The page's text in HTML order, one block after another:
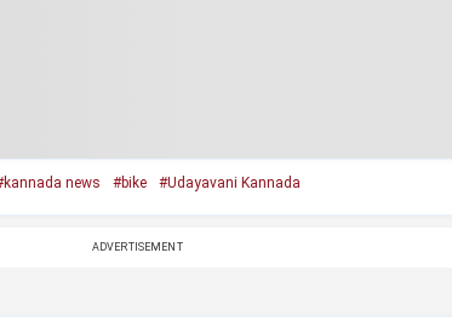
news #bike #Udayavani Kannada
ADVERTISEMENT